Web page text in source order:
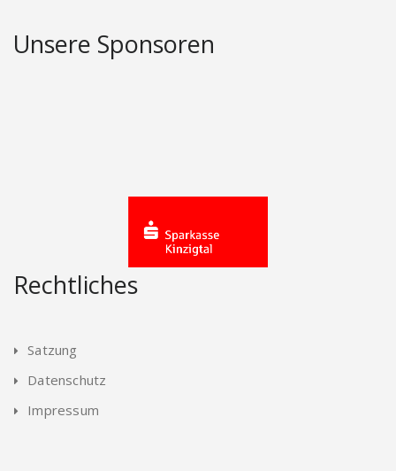
Unsere Sponsoren
Rechtliches
Satzung
Datenschutz
Impressum